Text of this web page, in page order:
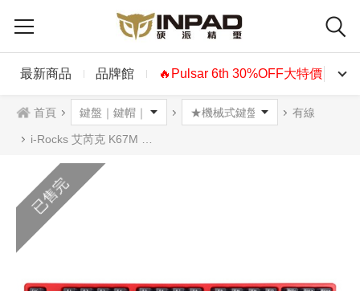
最新商品 品牌館 🔥Pulsar 6th 30%OFF大特價🔥
首頁 有線
i-Rocks 艾芮克 K67M 聖誕節限定版 80%機械式鍵盤 青軸 中文 送鍵帽組
已售完